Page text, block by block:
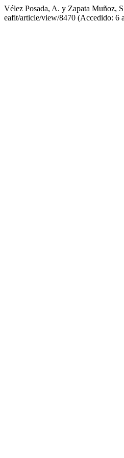
Vélez Posada, A. y Zapata Muñoz,
eafit/article/view/8470 (Accedido: 6